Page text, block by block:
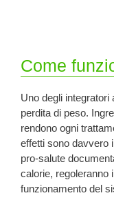
Come
Uno degli integratori
perdita di peso.
rendono ogni
effetti sono davvero
pro-salute
calorie, regoleranno
funzionamento del